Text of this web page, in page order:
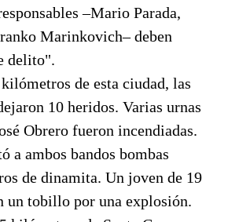
–Mario Parada,
Marinkovich– deben
delito".
de esta ciudad, las
10 heridos. Varias urnas
Obrero fueron incendiadas.
a ambos bandos bombas
de dinamita. Un joven de 19
un tobillo por una explosión.